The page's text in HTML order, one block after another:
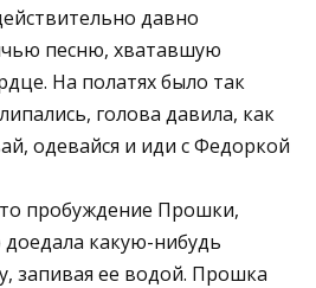
давно
песню, хватавшую
На полатях было так
голова давила, как
одевайся и иди с Федоркой
пробуждение Прошки,
какую-нибудь
запивая ее водой. Прошка